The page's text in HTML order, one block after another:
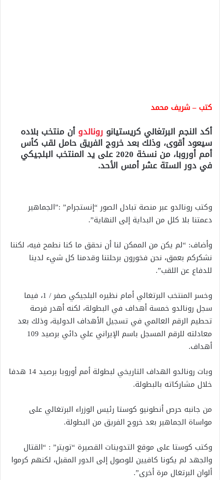
كتب – شريف محمد
أكد النجم البرتغالي كريستيانو رونالدو أن منتخب بلاده
سيعود أقوى، وذلك بعد خروج الفريق حامل لقب كأس
أمم أوروبا، من نسخة 2020 على يد المنتخب البلجيكي
في دور الستة عشر أمس الأحد.
وكتب رونالدو عبر منصة تبادل الصور “إنستجرام” :”الجماهير
دعمتنا بلا كلل من البداية إلى النهاية”.
وأضاف: “لم يكن من الممكن لنا أن نحقق ما كنا نطمح فيه، لكننا
نشكركم بعمق، نحن فخورون برحلتنا وقدمنا كل شيء لدينا
للدفاع عن اللقب”.
وخسر المنتخب البرتغالي أمام نظيره البلجيكي صفر / 1، فيما
سجل رونالدو خمسة أهداف في البطولة، لكنه أهدر فرصة
تحطيم الرقم العالمي في تسجيل الأهداف الدولية، وذلك بعد
معادلته للرقم المسجل باسم الإيراني علي دائي برصيد 109
أهداف.
وبات رونالدو الهداف التاريخي لبطولة أمم أوروبا برصيد 14 هدفا
خلال مشاركاته بالبطولة.
من جانبه حرص أنطونيو كوستا رئيس الوزراء البرتغالي على
مواساة الجماهير بعد خروج الفريق من البطولة.
وكتب كوستا على موقع التدوينات القصيرة “تويتر” : “القتال
والجهد لم يكونا كافيين للوصول إلى الدور المقبل، لكنهم كرموا
ألوان البرتغال مرة أخرى”.